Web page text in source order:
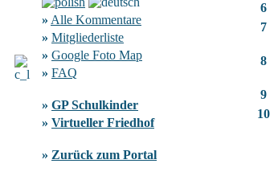
» Alle Kommentare
» Mitgliederliste
» Google Foto Map
» FAQ
» GP Schulkinder
» Virtueller Friedhof
» Zurück zum Portal
6
7
8
9
10